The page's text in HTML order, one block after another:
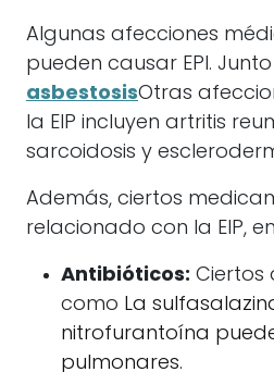
Algunas afecciones
pueden causar EPI.
asbestosisOtras
la EIP incluyen artritis
sarcoidosis y
Además, ciertos
relacionado con la EIP,
Antibióticos: Ciertos
como La
nitrofurantoína
pulmonares.